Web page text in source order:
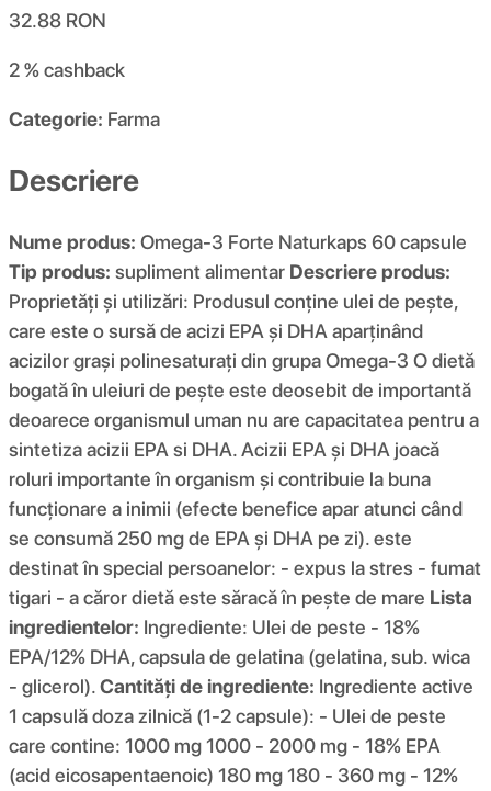
32.88 RON
2 %cashback
Categorie: Farma
Descriere
Nume produs: Omega-3 Forte Naturkaps 60 capsule
Tip produs: supliment alimentar Descriere produs:
Proprietăți și utilizări: Produsul conține ulei de pește,
care este o sursă de acizi EPA și DHA aparținând
acizilor grași polinesaturați din grupa Omega-3 O dietă
bogată în uleiuri de pește este deosebit de importantă
deoarece organismul uman nu are capacitatea pentru a
sintetiza acizii EPA si DHA. Acizii EPA și DHA joacă
roluri importante în organism și contribuie la buna
funcționare a inimii (efecte benefice apar atunci când
se consumă 250 mg de EPA și DHA pe zi). este
destinat în special persoanelor: - expus la stres - fumat
tigari - a căror dietă este săracă în pește de mare Lista
ingredientelor: Ingrediente: Ulei de peste - 18%
EPA/12% DHA, capsula de gelatina (gelatina, sub. wica
- glicerol).Cantități de ingrediente: Ingrediente active
1 capsulă doza zilnică (1-2 capsule): - Ulei de peste
care contine: 1000 mg 1000 - 2000 mg - 18% EPA
(acid eicosapentaenoic) 180 mg 180 - 360 mg - 12%